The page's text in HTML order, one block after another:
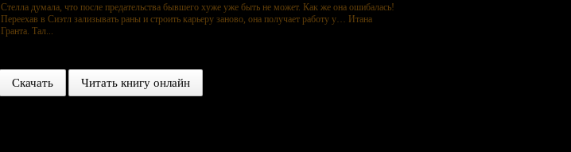
Стелла думала, что после предательства бывшего хуже уже быть не может. Как же она ошибалась!
Переехав в Сиэтл зализывать раны и строить карьеру заново, она получает работу у… Итана
Гранта. Тал...
Скачать Читать книгу онлайн